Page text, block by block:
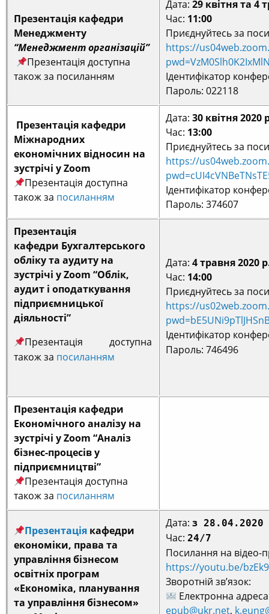
Презентація кафедри
Менеджменту
“Менеджмент організацій”
Презентація доступна
також за посиланням
Дата: 29 квітня та 4
Час: 11:00
Приєднуйтесь за
https://
Ідентифікатор
Пароль: 022118
Презентація кафедри
Міжнародних
економічних відносин на
зустрічі у Zoom
Презентація доступна
також за посиланням
Дата: 30 квітня 2020
Час: 13:00
Приєднуйтесь за
https://
Ідентифікатор
Пароль: 374607
Презентація
кафедри Бухгалтерського
обліку та аудиту на
зустрічі у Zoom “Облік,
аудит і оподаткування
підприємницької
діяльності”
Презентація доступна
також за посиланням
Дата: 4 травня 2020
Час: 14:00
Приєднуйтесь за
https://
Ідентифікатор
Пароль: 746496
Презентація кафедри
Економічного аналізу на
зустрічі у Zoom “Аналіз
бізнес-процесів у
підприємництві”
Презентація доступна
також за посиланням
Презентація кафедри
економіки, права та
управління бізнесом
освітніх програм
«Економіка, планування
та управління бізнесом»
Дата: з
Час: 24/7
Посилання на відео-
https://youtu.be/
Зворотній зв’язок:
Електронна
epub@ukr.net,